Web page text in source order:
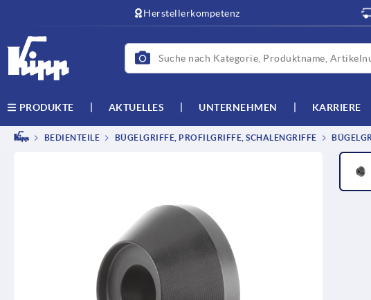
Herstellerkompetenz
PRODUKTE AKTUELLES UNTERNEHMEN KARRIERE
BEDIENTEILE BÜGELGRIFFE, PROFILGRIFFE, SCHALENGRIFFE